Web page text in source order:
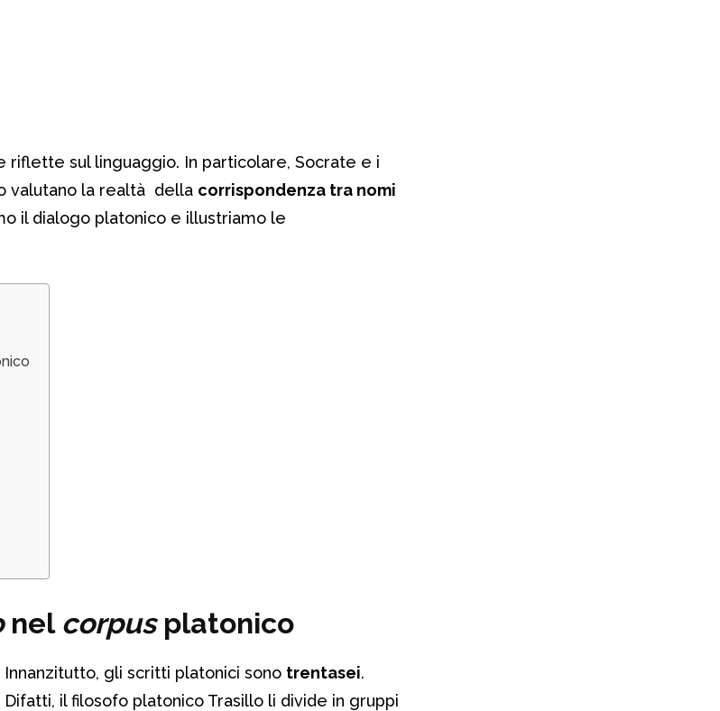
riflette sul linguaggio. In particolare, Socrate e i
valutano la realtà della corrispondenza tra nomi
il dialogo platonico e illustriamo le
nel corpusplatonico
Innanzitutto, gli scritti platonici sono trentasei.
Difatti, il filosofo platonico Trasillo li divide in gruppi